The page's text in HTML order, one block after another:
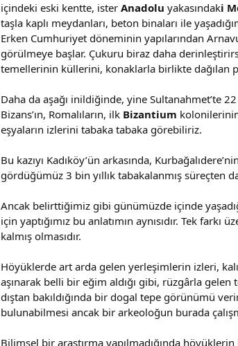
içindeki eski kentte, ister Anadolu yakasındaki
taşla kaplı meydanları, beton binaları ile
Erken Cumhuriyet döneminin yapılarından
görülmeye başlar. Çukuru biraz daha
temellerinin küllerini, konaklarla birlikte dağılan
Daha da aşağı inildiğinde, yine Sultanahmet’te
Bizans’ın, Romalıların, ilk Bizantium
eşyaların izlerini tabaka tabaka görebiliriz.
Bu kazıyı Kadıköy’ün arkasında,
gördüğümüz 3 bin yıllık tabakalanmış süreçten
Ancak belirttiğimiz gibi günümüzde içinde
için yaptığımız bu anlatımın aynısıdır. Tek
kalmış olmasıdır.
Höyüklerde art arda gelen yerleşimlerin izleri,
aşınarak belli bir eğim aldığı gibi, rüzgârla gelen
dıştan bakıldığında bir dogal tepe görünümü
bulunabilmesi ancak bir arkeoloğun burada
Bilimsel bir araştırma yapılmadığında